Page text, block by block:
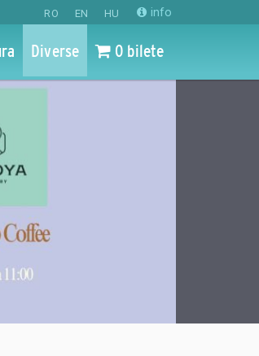
RO EN HU info
Diverse 0 bilete